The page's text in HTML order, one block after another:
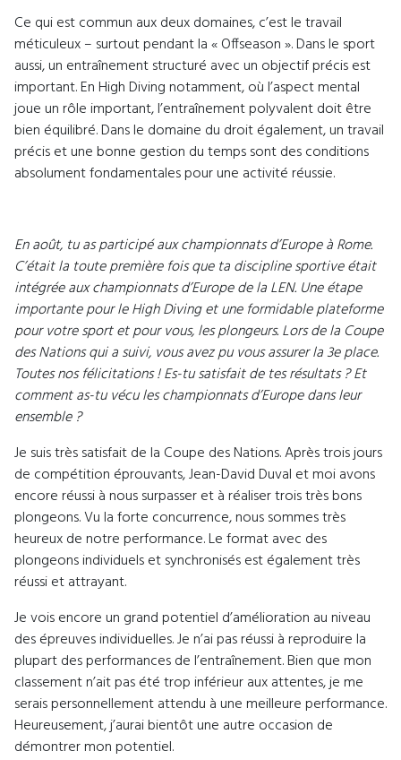
Ce qui est commun aux deux domaines, c’est le travail
méticuleux – surtout pendant la « Offseason ». Dans le sport
aussi, un entraînement structuré avec un objectif précis est
important. En High Diving notamment, où l’aspect mental
joue un rôle important, l’entraînement polyvalent doit être
bien équilibré. Dans le domaine du droit également, un travail
précis et une bonne gestion du temps sont des conditions
absolument fondamentales pour une activité réussie.
En août, tu as participé aux championnats d’Europe à Rome.
C’était la toute première fois que ta discipline sportive était
intégrée aux championnats d’Europe de la LEN. Une étape
importante pour le High Diving et une formidable plateforme
pour votre sport et pour vous, les plongeurs. Lors de la Coupe
des Nations qui a suivi, vous avez pu vous assurer la 3e place.
Toutes nos félicitations ! Es-tu satisfait de tes résultats ? Et
comment as-tu vécu les championnats d’Europe dans leur
ensemble ?
Je suis très satisfait de la Coupe des Nations. Après trois jours
de compétition éprouvants, Jean-David Duval et moi avons
encore réussi à nous surpasser et à réaliser trois très bons
plongeons. Vu la forte concurrence, nous sommes très
heureux de notre performance. Le format avec des
plongeons individuels et synchronisés est également très
réussi et attrayant.
Je vois encore un grand potentiel d’amélioration au niveau
des épreuves individuelles. Je n’ai pas réussi à reproduire la
plupart des performances de l’entraînement. Bien que mon
classement n’ait pas été trop inférieur aux attentes, je me
serais personnellement attendu à une meilleure performance.
Heureusement, j’aurai bientôt une autre occasion de
démontrer mon potentiel.